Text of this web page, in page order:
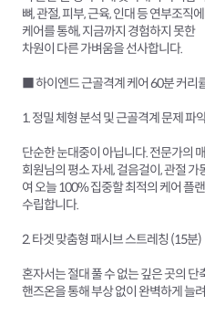
뼈, 관절, 피부, 근육, 인대 등 연부조
케어를 통해, 지금까지 경험하지 못한
차원이 다른 가벼움을 선사합니다.
■ 하이엔드 근골격계 케어 60분 커리
1. 정밀 체형 분석 및 근골격계 문제 파
단순한 눈대중이 아닙니다. 전문가의
회원님의 평소 자세, 걸음걸이, 관절
여 오늘 100% 집중할 최적의 케어 플
수립합니다.
2. 타겟 맞춤형 패시브 스트레칭 (15분)
혼자서는 절대 풀 수 없는 깊은 곳의
핸즈온을 통해 부상 없이 완벽하게 늘